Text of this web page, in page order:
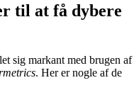
til at få dybere
sig markant med brugen af
. Her er nogle af de